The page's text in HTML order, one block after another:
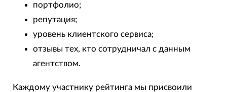
портфолио;
репутация;
уровень клиентского сервиса;
отзывы тех, кто сотрудничал с данным
агентством.
Каждому участнику рейтинга мы присвоили